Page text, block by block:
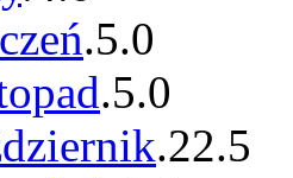
.5.0
.5.0
.22.5